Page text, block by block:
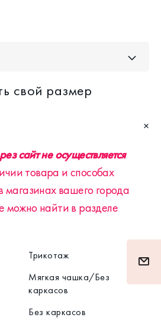
свой размер
сайт не осуществляется
товара и способах
магазинах вашего города
можно найти в разделе
Трикотаж
Мягкая чашка/Без
каркасов
Без каркасов